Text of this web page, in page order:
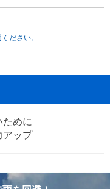
ださい。
ために
アップ